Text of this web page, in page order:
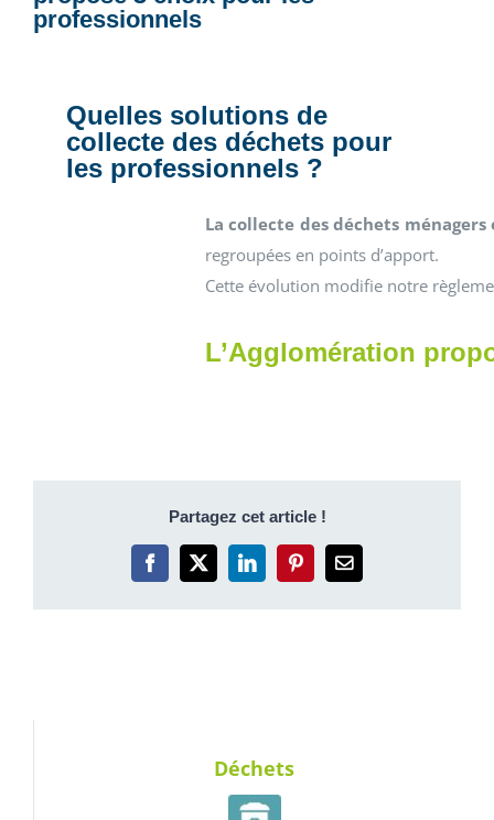
professionnels
Quelles solutions de
collecte des déchets pour
les professionnels ?
La collecte des déchets
regroupées en points d’apport.
Cette évolution modifie notre
L’Agglomération
Partagez cet article !
Facebook
X LinkedInPinterestEmail
Déchets